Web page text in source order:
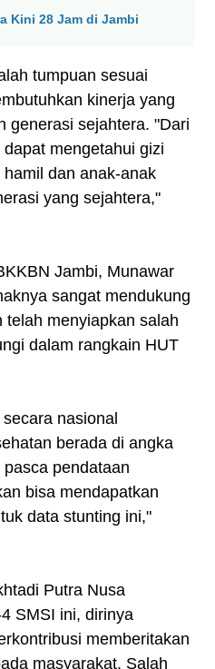
Kini 28 Jam di Jambi
tumpuan sesuai
kinerja yang
generasi sejahtera. "Dari
mengetahui gizi
dan anak-anak
yang sejahtera,"
Jambi, Munawar
sangat mendukung
telah menyiapkan salah
dalam rangkain HUT
nasional
berada di angka
pendataan
bisa mendapatkan
data stunting ini,"
Putra Nusa
SMSI ini, dirinya
memberitakan
masyarakat. Salah